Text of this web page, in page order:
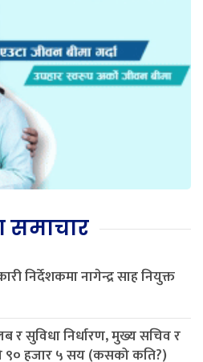
समाचार
निर्देशकमा नागेन्द्र साह नियुक्त
र सुविधा निर्धारण, मुख्य सचिव र
९० हजार ५ सय (कसको कति?)